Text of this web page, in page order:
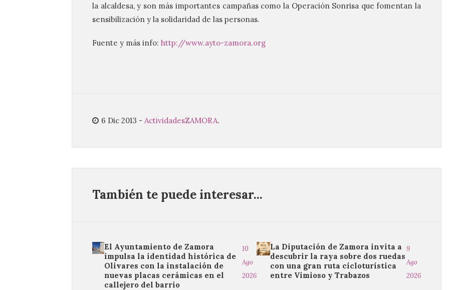
la alcaldesa, y son más importantes campañas como la Operación Sonrisa que fomentan la
sensibilización y la solidaridad de las personas.
Fuente y más info: http://www.ayto-zamora.org
6 Dic 2013 - ActividadesZAMORA.
También te puede interesar...
El Ayuntamiento de Zamora
impulsa la identidad histórica de
Olivares con la instalación de
nuevas placas cerámicas en el
callejero del barrio
10
Ago
2026
La Diputación de Zamora invita a
descubrir la raya sobre dos ruedas
con una gran ruta cicloturística
entre Vimioso y Trabazos
9
Ago
2026